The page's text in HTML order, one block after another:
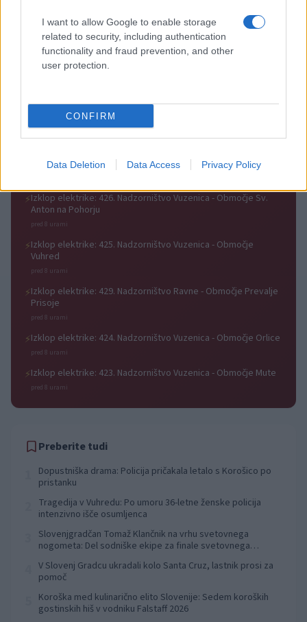
I want to allow Google to enable storage
related to security, including authentication
functionality and fraud prevention, and other
user protection.
CONFIRM
Data Deletion Data Access Privacy Policy
travnik v Mislinjski Dobravi,
Slovenija pa beleži rekordno
vročine, možne so nevihte
V OTP banki opozarjajo na
zlorabe plačilnih kartic s
skimmingom
goriv
⚡Izklop elektrike: 426. Nadzorništvo Vuzenica - Območje Sv.
Anton na Pohorju
pred 8 urami
⚡Izklop elektrike: 425. Nadzorništvo Vuzenica - Območje
Vuhred
pred 8 urami
⚡Izklop elektrike: 429. Nadzorništvo Ravne - Območje Prevalje
Prisoje
pred 8 urami
⚡Izklop elektrike: 424. Nadzorništvo Vuzenica - Območje Orlice
pred 8 urami
⚡Izklop elektrike: 423. Nadzorništvo Vuzenica - Območje Mute
pred 8 urami
Preberite tudi
Dopustniška drama: Policija pričakala letalo s Korošico po
pristanku
Tragedija v Vuhredu: Po umoru 36-letne ženske policija
intenzivno išče osumljenca
Slovenjgradčan Tomaž Klančnik na vrhu svetovnega
nogometa: Del sodniške ekipe za finale svetovnega
V Slovenj Gradcu ukradali kolo Santa Cruz, lastnik prosi za
pomoč
Koroška med kulinarično elito Slovenije: Sedem koroških
gostinskih hiš v vodniku Falstaff 2026